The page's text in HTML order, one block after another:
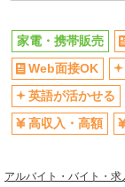
社員登用あり
同じ職種から求人
家電・携帯販売
家電・携帯販売
Web面接OK
英語が活かせる
高収入・高額
アルバイト・バイト・求